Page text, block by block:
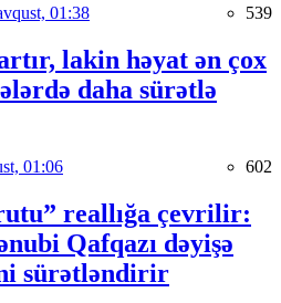
01:38 539
lakin həyat ən çox
daha sürətlə
01:06 602
reallığa çevrilir:
Qafqazı dəyişə
sürətləndirir